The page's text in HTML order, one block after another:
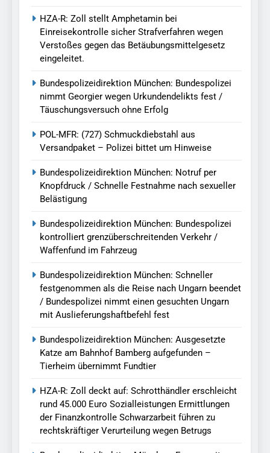
HZA-R: Zoll stellt Amphetamin bei
Einreisekontrolle sicher Strafverfahren wegen
Verstoßes gegen das Betäubungsmittelgesetz
eingeleitet.
Bundespolizeidirektion München: Bundespolizei
nimmt Georgier wegen Urkundendelikts fest /
Täuschungsversuch ohne Erfolg
POL-MFR: (727) Schmuckdiebstahl aus
Versandpaket – Polizei bittet um Hinweise
Bundespolizeidirektion München: Notruf per
Knopfdruck / Schnelle Festnahme nach sexueller
Belästigung
Bundespolizeidirektion München: Bundespolizei
kontrolliert grenzüberschreitenden Verkehr /
Waffenfund im Fahrzeug
Bundespolizeidirektion München: Schneller
festgenommen als die Reise nach Ungarn beendet
/ Bundespolizei nimmt einen gesuchten Ungarn
mit Auslieferungshaftbefehl fest
Bundespolizeidirektion München: Ausgesetzte
Katze am Bahnhof Bamberg aufgefunden –
Tierheim übernimmt Fundtier
HZA-R: Zoll deckt auf: Schrotthändler erschleicht
rund 45.000 Euro Sozialleistungen Ermittlungen
der Finanzkontrolle Schwarzarbeit führen zu
rechtskräftiger Verurteilung wegen Betrugs